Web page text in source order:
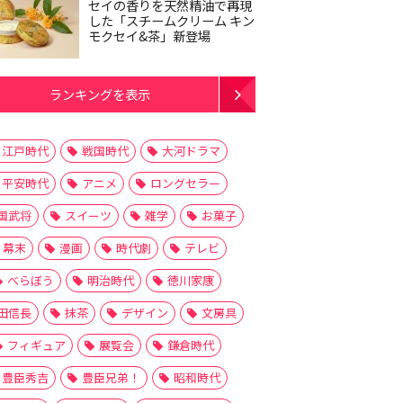
セイの香りを天然精油で再現
した「スチームクリーム キン
モクセイ&茶」新登場
ランキングを表示
江戸時代 戦国時代
大河ドラマ
平安時代
アニメ
ロングセラー
武将
スイーツ 雑学
お菓子
幕末
漫画 時代劇
テレビ
べらぼう
明治時代
徳川家康
信長
抹茶 デザイン
文房具
フィギュア
展覧会
鎌倉時代
豊臣秀吉
豊臣兄弟！
昭和時代